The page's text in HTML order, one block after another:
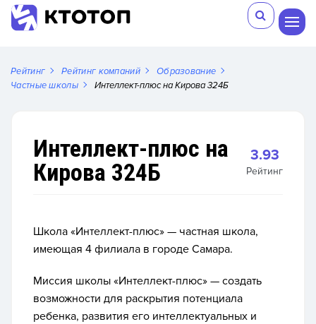
Рейтинг Рейтинг компаний
Образование
Частные школы
Интеллект-плюс на Кирова 324Б
Интеллект-плюс на
Кирова 324Б
3.93
Рейтинг
Школа «Интеллект-плюс» — частная школа,
имеющая 4 филиала в городе Самара.
Миссия школы «Интеллект-плюс» — создать
возможности для раскрытия потенциала
ребенка, развития его интеллектуальных и